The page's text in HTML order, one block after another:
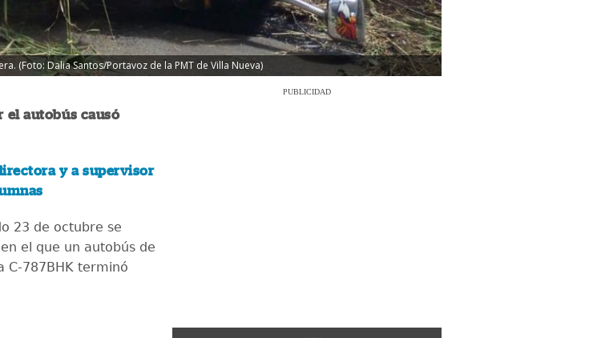
(Foto: Dalia Santos/Portavoz de la PMT de Villa Nueva)
el autobús causó
y a supervisor
23 de octubre se
el que un autobús de
C-787BHK terminó
PUBLICIDAD